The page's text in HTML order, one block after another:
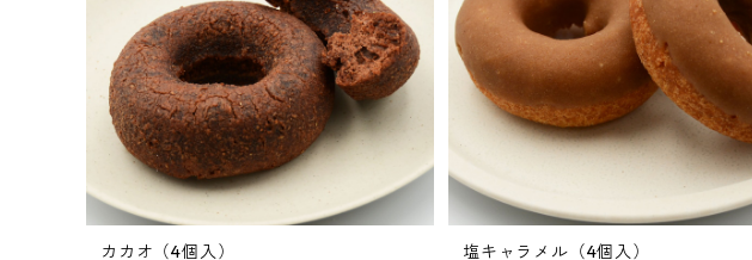
カカオ（4個入） 塩キャラメル（4個入）